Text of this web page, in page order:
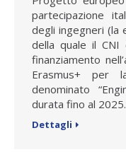
partecipazione
degli ingegneri (la
della quale il
finanziamento
Erasmus+ per
denominato
durata fino al
Dettagli